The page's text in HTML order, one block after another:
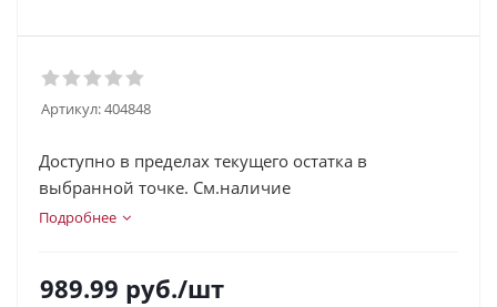
Артикул:404848
Доступно в пределах текущего остатка в
выбранной точке. См.наличие
Подробнее
989.99 руб./шт